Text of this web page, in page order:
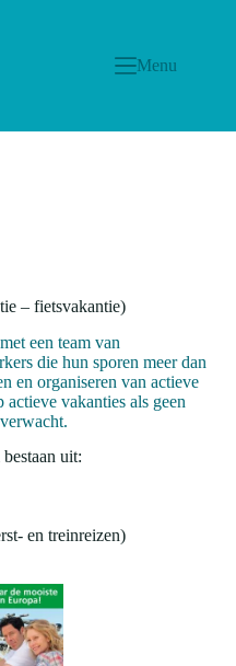
Menu
– fietsvakantie)
een team van
die hun sporen meer dan
en organiseren van actieve
vakanties als geen
uit:
en treinreizen)